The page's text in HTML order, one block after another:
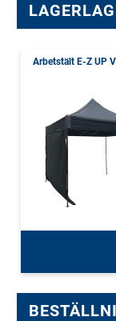
Arbetstält E-Z UP